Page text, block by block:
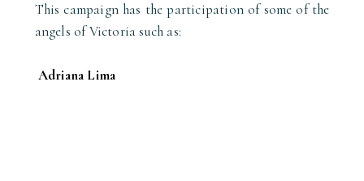
This campaign has the participation of some of the
angels of Victoria such as:
Adriana Lima